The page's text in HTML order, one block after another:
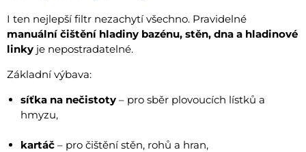
I ten nejlepší filtr nezachytí všechno. Pravidelné
manuální čištění hladiny bazénu, stěn, dna a hladinové
linky je nepostradatelné.
Základní výbava:
síťka na nečistoty – pro sběr plovoucích lístků a
hmyzu,
kartáč – pro čištění stěn, rohů a hran,